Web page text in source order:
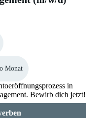
Monat
in
Bewirb dich jetzt!